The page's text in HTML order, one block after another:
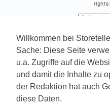
Willkommen bei
Sache: Diese Seite
u.a. Zugriffe auf die
und damit die Inhalte zu
der Redaktion hat auch
diese Daten.
rights